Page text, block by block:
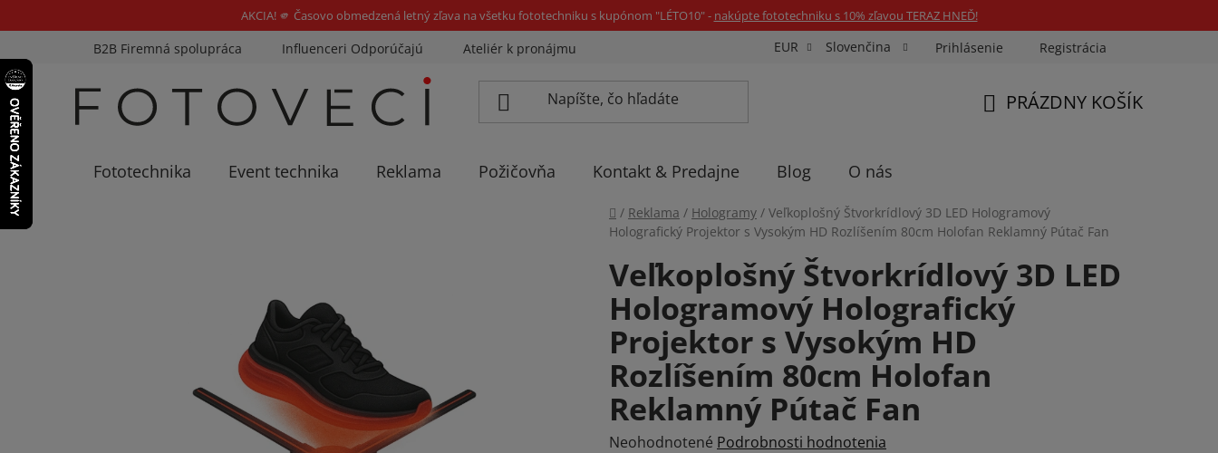
AKCIA! 🫵 Časovo obmedzená letný zľava na všetku fototechniku s kupónom "LÉTO10" - nakúpte fototechniku s 10% zľavou TERAZ HNEĎ!
na
obsah
B2B Firemná spolupráca Influenceri Odporúčajú Ateliér k pronájmu Eventovka Fotospin Neóny na mieru Preukazové Foto
EUR Slovenčina Prihlásenie Registrácia
PRÁZDNY KOŠÍK
Fototechnika Event technika Reklama Požičovňa Kontakt & Predajne Blog O nás
Domov
/ Reklama / Hologramy / Veľkoplošný Štvorkrídlový 3D LED Hologramový
Holografický Projektor s Vysokým HD Rozlíšením 80cm Holofan Reklamný Pútač Fan
Veľkoplošný Štvorkrídlový 3D LED
Hologramový Holografický
Projektor s Vysokým HD
Rozlíšením 80cm Holofan
Reklamný Pútač Fan
Priemerné
Neohodnotené Podrobnosti hodnotenia